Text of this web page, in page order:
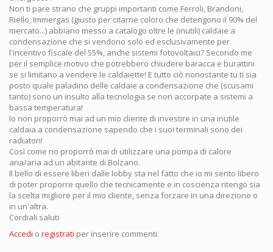
Non ti pare strano che gruppi importanti come Ferroli, Brandoni,
Riello, Immergas (giusto per citarne coloro che detengono il 90% del
mercato...) abbiano messo a catalogo oltre le (inutili) caldaie a
condensazione che si vendono solo ed esclusivamente per
l'incentivo fiscale del 55%, anche sistemi fotovoltaici? Secondo me
per il semplice motivo che potrebbero chiudere baracca e burattini
se si limitano a vendere le caldaiette! E tutto ciò nonostante tu ti sia
posto quale paladino delle caldaie a condensazione che (scusami
tanto) sono un insulto alla tecnologia se non accorpate a sistemi a
bassa temperatura!
Io non proporrò mai ad un mio cliente di investire in una inutile
caldaia a condensazione sapendo che i suoi terminali sono dei
radiatori!
Così come no proporrò mai di utilizzare una pompa di calore
aria/aria ad un abitante di Bolzano.
Il bello di essere liberi dalle lobby sta nel fatto che io mi sento libero
di poter proporre quello che tecnicamente e in coscienza ritengo sia
la scelta migliore per il mio cliente, senza forzare in una direzione o
in un'altra.
Cordiali saluti
Accedi o registrati per inserire commenti.